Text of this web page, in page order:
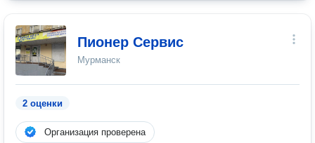
Пионер Сервис
Мурманск
2 оценки
Организация проверена